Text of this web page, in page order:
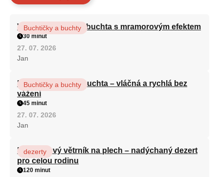
Vláčná olejová litá buchta s mramorovým efektem
Buchtičky a buchty
30 minut
27. 07. 2026
Jan
Hrnková maková buchta – vláčná a rychlá bez
vážení
Buchtičky a buchty
45 minut
27. 07. 2026
Jan
Karamelový větrník na plech – nadýchaný dezert
pro celou rodinu
dezerty
120 minut